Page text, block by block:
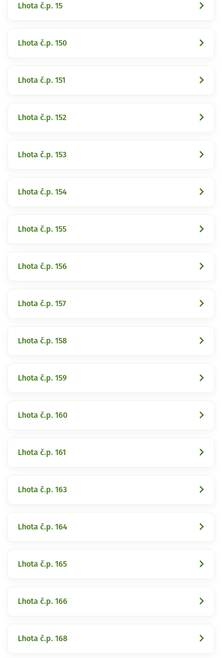
Lhota č.p. 15
Lhota č.p. 150
Lhota č.p. 151
Lhota č.p. 152
Lhota č.p. 153
Lhota č.p. 154
Lhota č.p. 155
Lhota č.p. 156
Lhota č.p. 157
Lhota č.p. 158
Lhota č.p. 159
Lhota č.p. 160
Lhota č.p. 161
Lhota č.p. 163
Lhota č.p. 164
Lhota č.p. 165
Lhota č.p. 166
Lhota č.p. 168